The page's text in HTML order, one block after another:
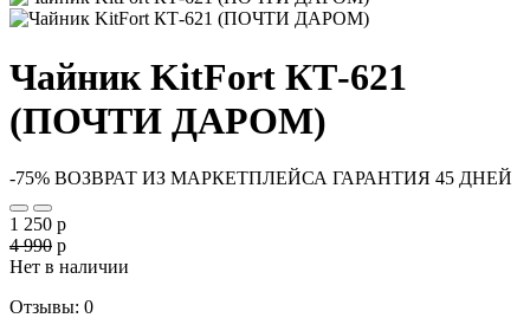
Чайник KitFort КТ-621
(ПОЧТИ ДАРОМ)
-75% ВОЗВРАТ ИЗ МАРКЕТПЛЕЙСА ГАРАНТИЯ 45 ДНЕЙ
1 250 p
4 990 p
Нет в наличии
Отзывы: 0